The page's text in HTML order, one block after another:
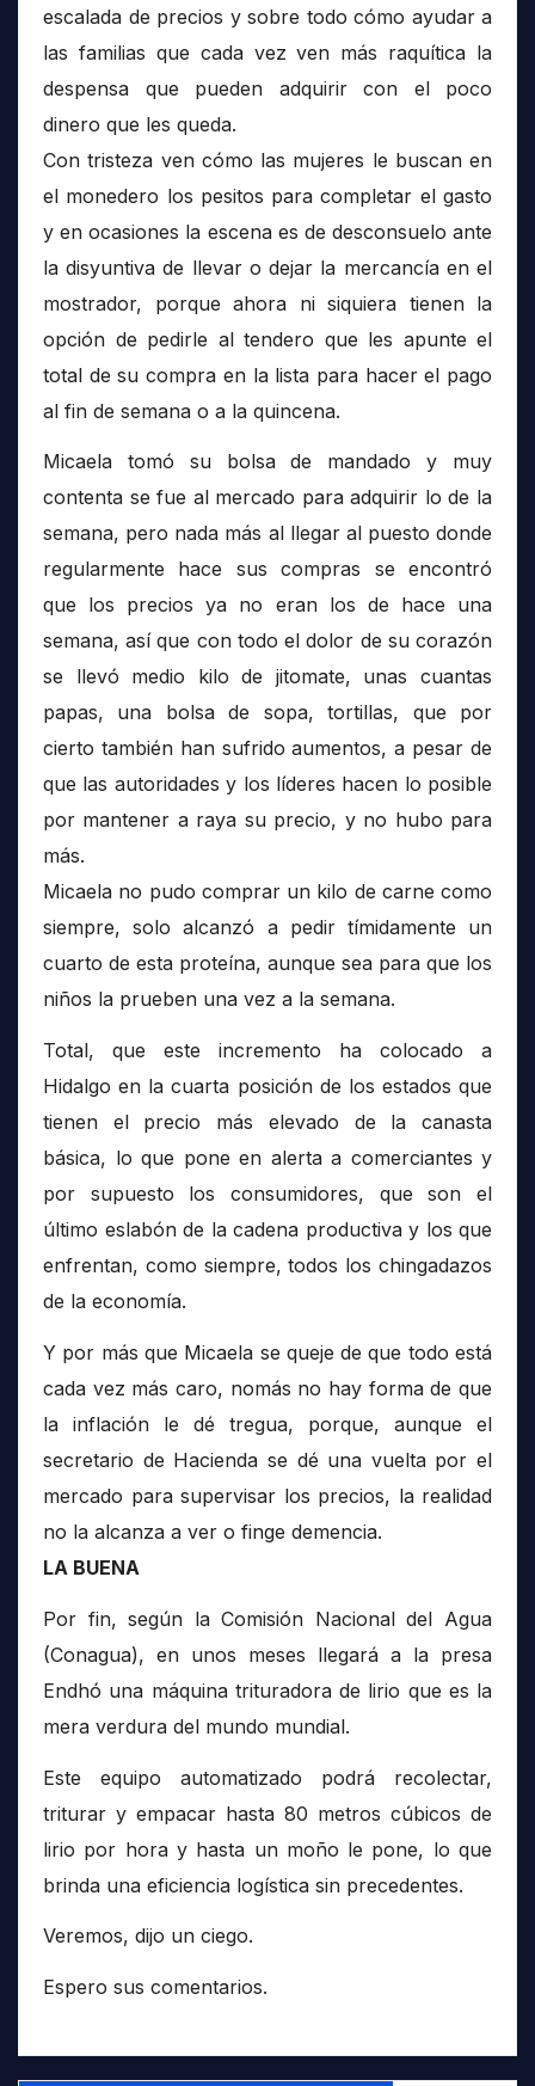
escalada de precios y sobre todo cómo ayudar a
las familias que cada vez ven más raquítica la
despensa que pueden adquirir con el poco
dinero que les queda.
Con tristeza ven cómo las mujeres le buscan en
el monedero los pesitos para completar el gasto
y en ocasiones la escena es de desconsuelo ante
la disyuntiva de llevar o dejar la mercancía en el
mostrador, porque ahora ni siquiera tienen la
opción de pedirle al tendero que les apunte el
total de su compra en la lista para hacer el pago
al fin de semana o a la quincena.
Micaela tomó su bolsa de mandado y muy
contenta se fue al mercado para adquirir lo de la
semana, pero nada más al llegar al puesto donde
regularmente hace sus compras se encontró
que los precios ya no eran los de hace una
semana, así que con todo el dolor de su corazón
se llevó medio kilo de jitomate, unas cuantas
papas, una bolsa de sopa, tortillas, que por
cierto también han sufrido aumentos, a pesar de
que las autoridades y los líderes hacen lo posible
por mantener a raya su precio, y no hubo para
más.
Micaela no pudo comprar un kilo de carne como
siempre, solo alcanzó a pedir tímidamente un
cuarto de esta proteína, aunque sea para que los
niños la prueben una vez a la semana.
Total, que este incremento ha colocado a
Hidalgo en la cuarta posición de los estados que
tienen el precio más elevado de la canasta
básica, lo que pone en alerta a comerciantes y
por supuesto los consumidores, que son el
último eslabón de la cadena productiva y los que
enfrentan, como siempre, todos los chingadazos
de la economía.
Y por más que Micaela se queje de que todo está
cada vez más caro, nomás no hay forma de que
la inflación le dé tregua, porque, aunque el
secretario de Hacienda se dé una vuelta por el
mercado para supervisar los precios, la realidad
no la alcanza a ver o finge demencia.
LA BUENA
Por fin, según la Comisión Nacional del Agua
(Conagua), en unos meses llegará a la presa
Endhó una máquina trituradora de lirio que es la
mera verdura del mundo mundial.
Este equipo automatizado podrá recolectar,
triturar y empacar hasta 80 metros cúbicos de
lirio por hora y hasta un moño le pone, lo que
brinda una eficiencia logística sin precedentes.
Veremos, dijo un ciego.
Espero sus comentarios.